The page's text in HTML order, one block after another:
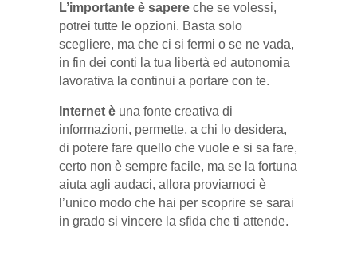
L’importante è sapere che se volessi,
potrei tutte le opzioni. Basta solo
scegliere, ma che ci si fermi o se ne vada,
in fin dei conti la tua libertà ed autonomia
lavorativa la continui a portare con te.
Internet è una fonte creativa di
informazioni, permette, a chi lo desidera,
di potere fare quello che vuole e si sa fare,
certo non è sempre facile, ma se la fortuna
aiuta agli audaci, allora proviamoci è
l’unico modo che hai per scoprire se sarai
in grado si vincere la sfida che ti attende.